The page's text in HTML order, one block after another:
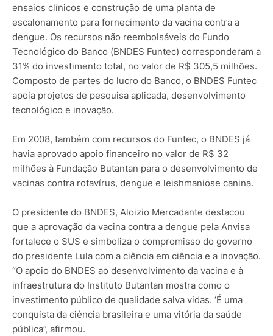
ensaios clínicos e construção de uma planta de
escalonamento para fornecimento da vacina contra a
dengue. Os recursos não reembolsáveis do Fundo
Tecnológico do Banco (BNDES Funtec) corresponderam a
31% do investimento total, no valor de R$ 305,5 milhões.
Composto de partes do lucro do Banco, o BNDES Funtec
apoia projetos de pesquisa aplicada, desenvolvimento
tecnológico e inovação.
Em 2008, também com recursos do Funtec, o BNDES já
havia aprovado apoio financeiro no valor de R$ 32
milhões à Fundação Butantan para o desenvolvimento de
vacinas contra rotavírus, dengue e leishmaniose canina.
O presidente do BNDES, Aloizio Mercadante destacou
que a aprovação da vacina contra a dengue pela Anvisa
fortalece o SUS e simboliza o compromisso do governo
do presidente Lula com a ciência em ciência e a inovação.
“O apoio do BNDES ao desenvolvimento da vacina e à
infraestrutura do Instituto Butantan mostra como o
investimento público de qualidade salva vidas. ‘É uma
conquista da ciência brasileira e uma vitória da saúde
pública”, afirmou.